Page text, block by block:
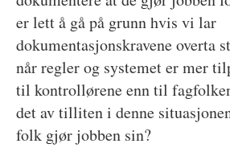
er lett å gå på grunn hvis vi lar
dokumentasjonskravene overta
når regler og systemet er mer
til kontrollørene enn til
det av tilliten i denne
folk gjør jobben sin?